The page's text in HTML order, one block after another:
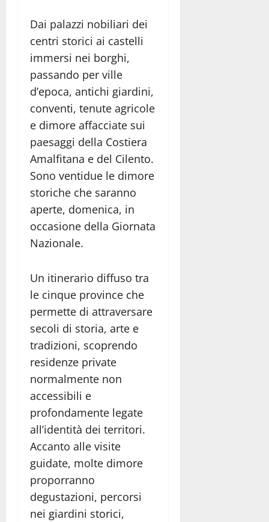
Dai palazzi nobiliari dei
centri storici ai castelli
immersi nei borghi,
passando per ville
d’epoca, antichi giardini,
conventi, tenute agricole
e dimore affacciate sui
paesaggi della Costiera
Amalfitana e del Cilento.
Sono ventidue le dimore
storiche che saranno
aperte, domenica, in
occasione della Giornata
Nazionale.
Un itinerario diffuso tra
le cinque province che
permette di attraversare
secoli di storia, arte e
tradizioni, scoprendo
residenze private
normalmente non
accessibili e
profondamente legate
all’identità dei territori.
Accanto alle visite
guidate, molte dimore
proporranno
degustazioni, percorsi
nei giardini storici,